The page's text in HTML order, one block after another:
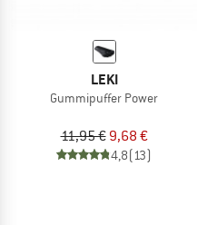
LEKI
Gummipuffer Power
11,95 € 9,68 €
4,8(13)